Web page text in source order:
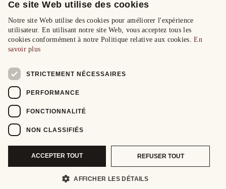
Ce site Web utilise des cookies
Notre site Web utilise des cookies pour améliorer l'expérience
utilisateur. En utilisant notre site Web, vous acceptez tous les
cookies conformément à notre Politique relative aux cookies.En
savoir plus
STRICTEMENT NÉCESSAIRES
PERFORMANCE
FONCTIONNALITÉ
NON CLASSIFIÉS
ACCEPTER TOUT REFUSER TOUT
AFFICHER LES DÉTAILS